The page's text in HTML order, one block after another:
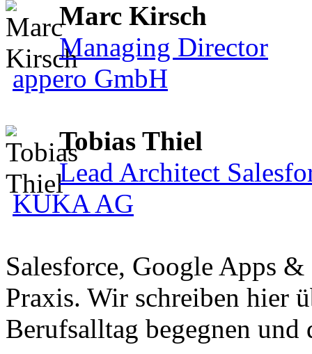
Marc Kirsch
Managing Director
appero GmbH
Tobias Thiel
Lead Architect
KUKA AG
Salesforce, Google Apps
Praxis. Wir schreiben hier
Berufsalltag begegnen